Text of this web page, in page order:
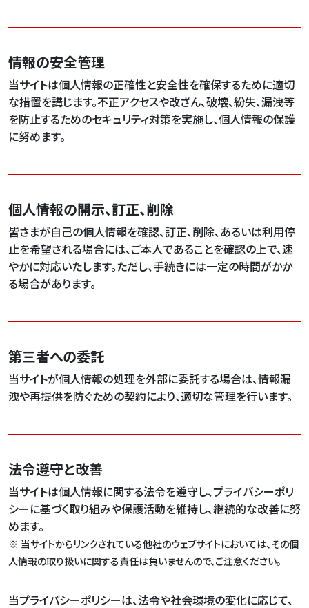
情報の安全管理
当サイトは個人情報の正確性と安全性を確保するために適切
な措置を講じます。不正アクセスや改ざん、破壊、紛失、漏洩等
を防止するためのセキュリティ対策を実施し、個人情報の保護
に努めます。
個人情報の開示、訂正、削除
皆さまが自己の個人情報を確認、訂正、削除、あるいは利用停
止を希望される場合には、ご本人であることを確認の上で、速
やかに対応いたします。ただし、手続きには一定の時間がかか
る場合があります。
第三者への委託
当サイトが個人情報の処理を外部に委託する場合は、情報漏
洩や再提供を防ぐための契約により、適切な管理を行います。
法令遵守と改善
当サイトは個人情報に関する法令を遵守し、プライバシーポリ
シーに基づく取り組みや保護活動を維持し、継続的な改善に努
めます。
※ 当サイトからリンクされている他社のウェブサイトにおいては、その個
人情報の取り扱いに関する責任は負いませんので、ご注意ください。
当プライバシーポリシーは、法令や社会環境の変化に応じて、